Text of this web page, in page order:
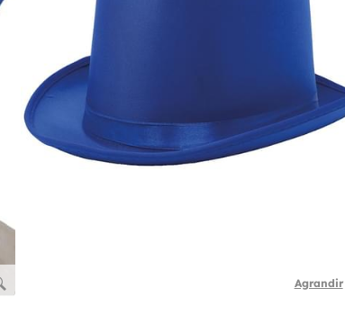
Agrandir